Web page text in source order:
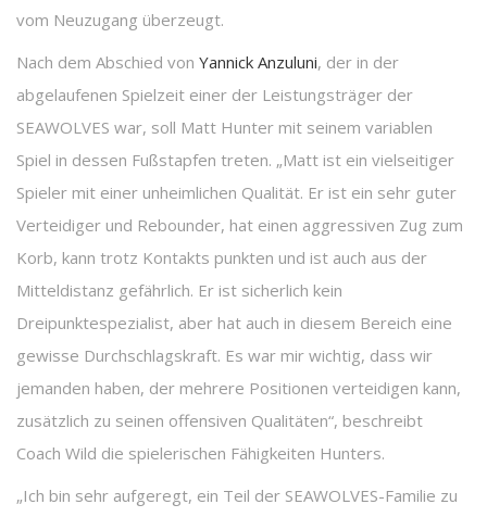
vom Neuzugang überzeugt.
Nach dem Abschied von Yannick Anzuluni, der in der
abgelaufenen Spielzeit einer der Leistungsträger der
SEAWOLVES war, soll Matt Hunter mit seinem variablen
Spiel in dessen Fußstapfen treten. „Matt ist ein vielseitiger
Spieler mit einer unheimlichen Qualität. Er ist ein sehr guter
Verteidiger und Rebounder, hat einen aggressiven Zug zum
Korb, kann trotz Kontakts punkten und ist auch aus der
Mitteldistanz gefährlich. Er ist sicherlich kein
Dreipunktespezialist, aber hat auch in diesem Bereich eine
gewisse Durchschlagskraft. Es war mir wichtig, dass wir
jemanden haben, der mehrere Positionen verteidigen kann,
zusätzlich zu seinen offensiven Qualitäten“, beschreibt
Coach Wild die spielerischen Fähigkeiten Hunters.
„Ich bin sehr aufgeregt, ein Teil der SEAWOLVES-Familie zu